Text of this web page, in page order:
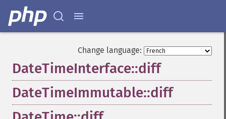
Change language:
DateTimeInterface::diff
DateTimeImmutable::diff